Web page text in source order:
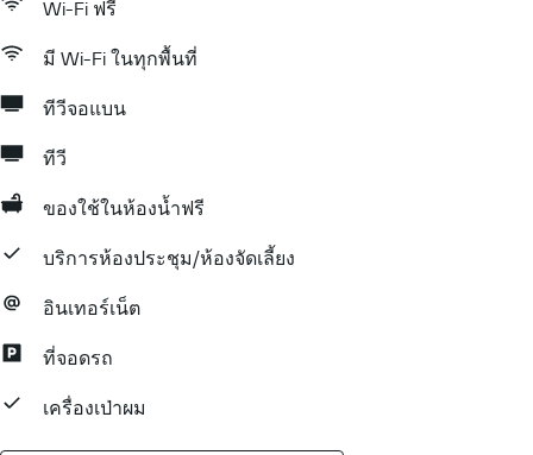
Wi-Fi ฟรี
มี Wi-Fi ในทุกพื้นที่
ทีวีจอแบน
ทีวี
ของใช้ในห้องน้ำฟรี
บริการห้องประชุม/ห้องจัดเลี้ยง
อินเทอร์เน็ต
ที่จอดรถ
เครื่องเป่าผม